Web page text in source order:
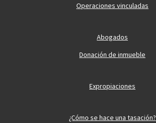
Operaciones vinculadas
Abogados
Donación de inmueble
Expropiaciones
¿Cómo se hace una tasación?